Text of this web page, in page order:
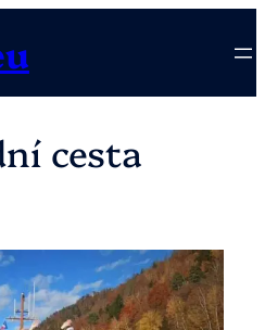
cesta